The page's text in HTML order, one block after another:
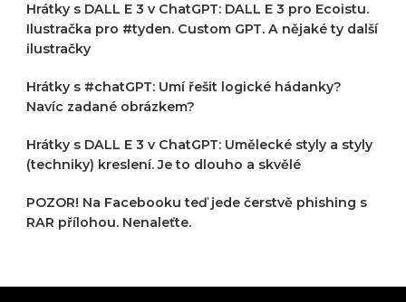
Hrátky s DALL E 3 v ChatGPT: DALL E 3 pro Ecoistu.
Ilustračka pro #tyden. Custom GPT. A nějaké ty další
ilustračky
Hrátky s #chatGPT: Umí řešit logické hádanky?
Navíc zadané obrázkem?
Hrátky s DALL E 3 v ChatGPT: Umělecké styly a styly
(techniky) kreslení. Je to dlouho a skvělé
POZOR! Na Facebooku teď jede čerstvě phishing s
RAR přílohou. Nenaleťte.